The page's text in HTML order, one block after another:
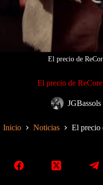
El precio de
El precio de
JGBassols
Inicio Noticias El precio